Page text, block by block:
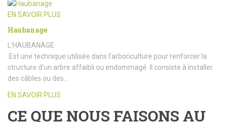
EN SAVOIR PLUS
Haubanage
L’HAUBANAGE
Est une technique utilisée dans l’arboriculture pour renforcer la
structure d’un arbre affaibli ou endommagé. Il consiste à installer
des câbles ou des…
EN SAVOIR PLUS
CE QUE NOUS FAISONS AU